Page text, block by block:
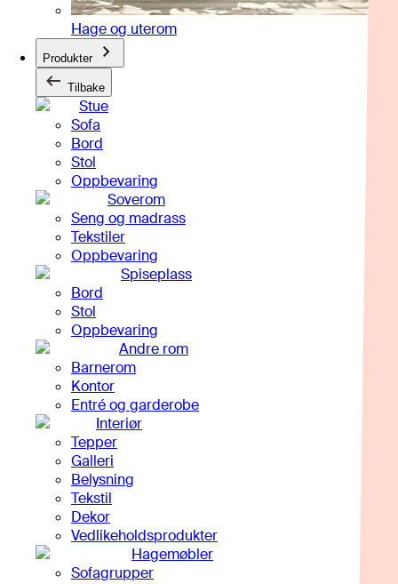
Hage og uterom
Produkter
Tilbake
Stue
Sofa
Bord
Stol
Oppbevaring
Soverom
Seng og madrass
Tekstiler
Oppbevaring
Spiseplass
Bord
Stol
Oppbevaring
Andre rom
Barnerom
Kontor
Entré og garderobe
Interiør
Tepper
Galleri
Belysning
Tekstil
Dekor
Vedlikeholdsprodukter
Hagemøbler
Sofagrupper